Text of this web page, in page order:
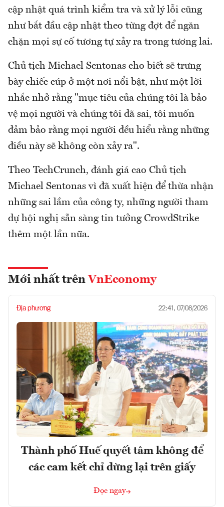
cập nhật quá trình kiểm tra và xử lý lỗi cũng
như bắt đầu cập nhật theo từng đợt để ngăn
chặn mọi sự cố tương tự xảy ra trong tương lai.
Chủ tịch Michael Sentonas cho biết sẽ trưng
bày chiếc cúp ở một nơi nổi bật, như một lời
nhắc nhở rằng "mục tiêu của chúng tôi là bảo
vệ mọi người và chúng tôi đã sai, tôi muốn
đảm bảo rằng mọi người đều hiểu rằng những
điều này sẽ không còn xảy ra".
Theo TechCrunch, đánh giá cao Chủ tịch
Michael Sentonas vì đã xuất hiện để thừa nhận
những sai lầm của công ty, những người tham
dự hội nghị sẵn sàng tin tưởng CrowdStrike
thêm một lần nữa.
Mới nhất trên VnEconomy
Địa phương 22:41, 07/08/2026
Thành phố Huế quyết tâm không để
các cam kết chỉ dừng lại trên giấy
Đọc ngay